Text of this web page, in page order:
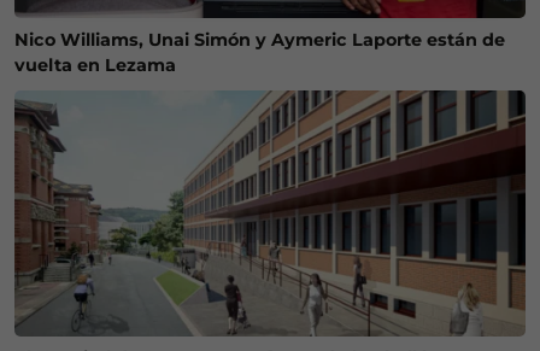
Nico Williams, Unai Simón y Aymeric Laporte están de
vuelta en Lezama